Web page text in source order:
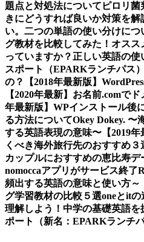
題点と対処法について ピロリ菌
きにどうすれば良いか対策を解
い。二つの単語の使い分けにつ
グ教材を比較してみた！オスス
っていますか？正しい英語の使
スポート（EPARKランチパス
の？
【2018年最新版】
【2020年最新】お名前.comで
年最新版】WPインストール後
る方法についてOkey Dokey. 〜
する英語表現の意味〜 【2019
くべき海外旅行先のおすすめ３
カップルにおすすめの恵比寿デ
nomoccaアプリがサービス終了
頻出する英語の意味と使い方～
グ学習教材の比較５選oneとitの
理解しよう！中学の基礎英語を
ポート（新名：EPARKランチ